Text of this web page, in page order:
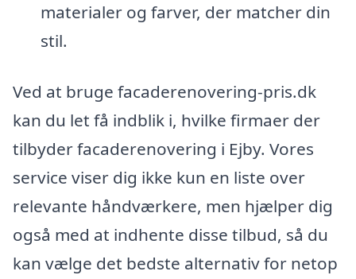
materialer og farver, der matcher din
stil.
Ved at bruge facaderenovering-pris.dk
kan du let få indblik i, hvilke firmaer der
tilbyder facaderenovering i Ejby. Vores
service viser dig ikke kun en liste over
relevante håndværkere, men hjælper dig
også med at indhente disse tilbud, så du
kan vælge det bedste alternativ for netop